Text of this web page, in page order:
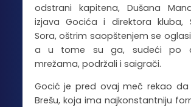
odstrani kapitena, Dušana
izjava Gocića i direktora kluba,
Sora, oštrim saopštenjem se
a u tome su ga, sudeći po
mrežama, podržali i saigrači.
Gocić je pred ovaj meč rekao da
Brešu, koja ima najkonstantniju